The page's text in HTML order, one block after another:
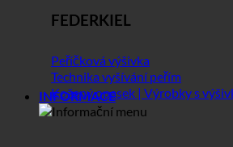
FEDERKIEL
Peříčková výšivka
Technika vyšívání peřím
Kožený opasek | Výrobky s
INFORMACE